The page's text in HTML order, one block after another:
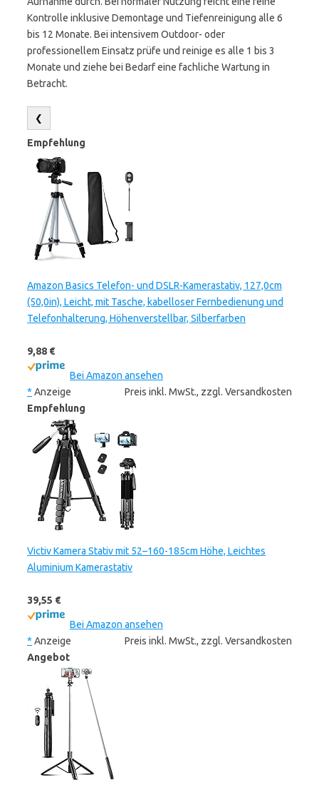
Kontrolle inklusive Demontage und Tiefenreinigung alle 6
bis 12 Monate. Bei intensivem Outdoor- oder
professionellem Einsatz prüfe und reinige es alle 1 bis 3
Monate und ziehe bei Bedarf eine fachliche Wartung in
Betracht.
❮
Empfehlung
Amazon Basics Telefon- und DSLR-Kamerastativ, 127,0cm
(50,0in), Leicht, mit Tasche, kabelloser Fernbedienung und
Telefonhalterung, Höhenverstellbar, Silberfarben
9,88 €
Bei Amazon ansehen
* Anzeige
Preis inkl. MwSt., zzgl. Versandkosten
Empfehlung
Victiv Kamera Stativ mit 52–160-185cm Höhe, Leichtes
Aluminium Kamerastativ
39,55 €
Bei Amazon ansehen
* Anzeige
Preis inkl. MwSt., zzgl. Versandkosten
Angebot